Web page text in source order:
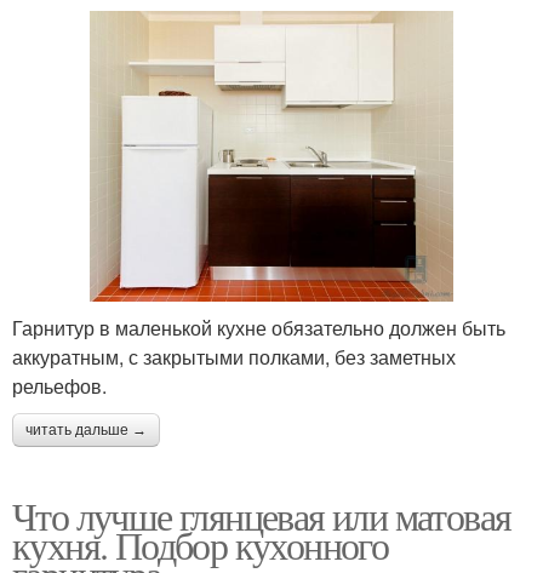
Гарнитур в маленькой кухне обязательно должен быть
аккуратным, с закрытыми полками, без заметных
рельефов.
читать дальше →
Что лучше глянцевая или матовая
кухня. Подбор кухонного